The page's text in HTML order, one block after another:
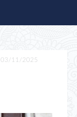
03/11/2025